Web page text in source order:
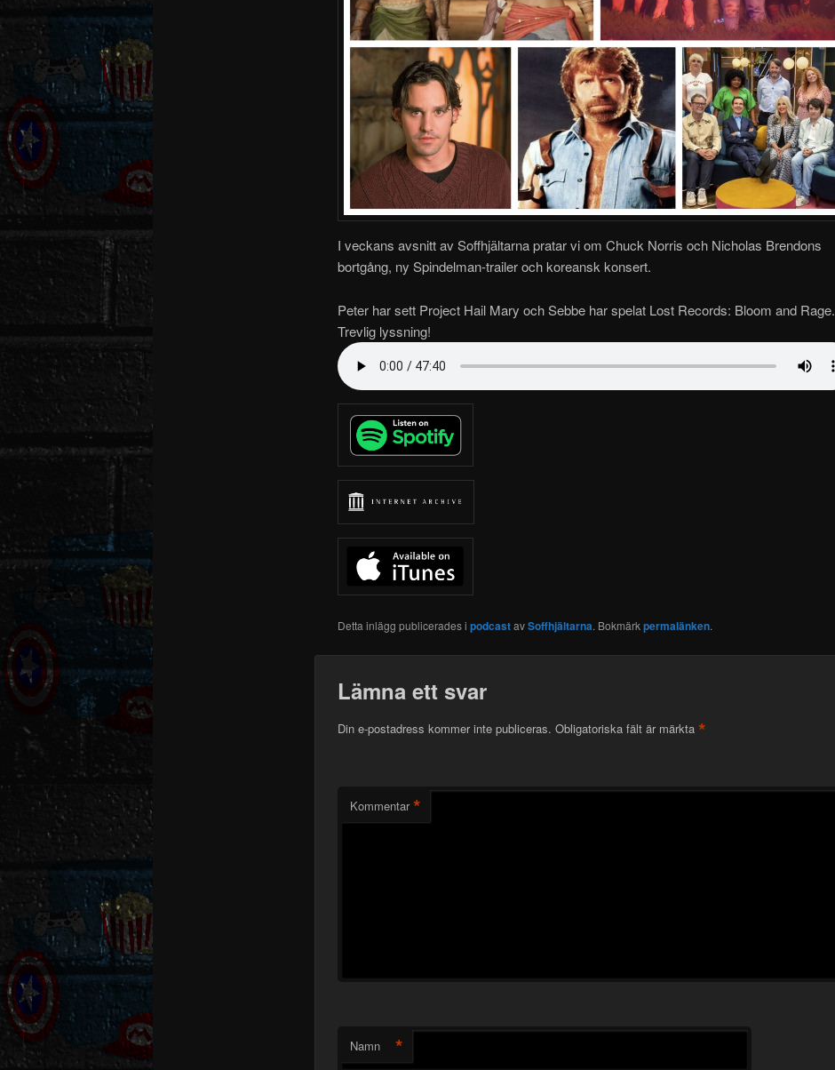
I veckans avsnitt av Soffhjältarna pratar vi om Chuck Norris och Nicholas Brendons
bortgång, ny Spindelman-trailer och koreansk konsert.
Peter har sett Project Hail Mary och Sebbe har spelat Lost Records: Bloom and Rage.
Trevlig lyssning!
Detta inlägg publicerades i podcastavSoffhjältarna. Bokmärkpermalänken.
Lämna ett svar
Din e-postadress kommer inte publiceras. Obligatoriska fält är märkta *
Kommentar *
Namn *